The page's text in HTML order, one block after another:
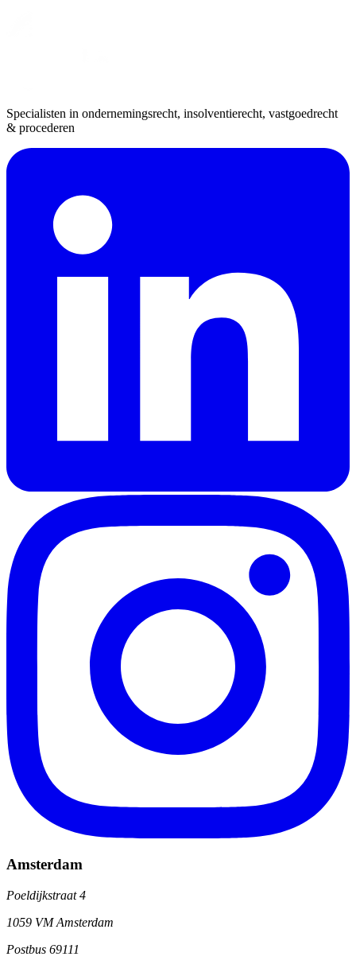
Specialisten in ondernemingsrecht, insolventierecht, vastgoedrecht
& procederen
Amsterdam
Poeldijkstraat 4
1059 VM Amsterdam
Postbus 69111